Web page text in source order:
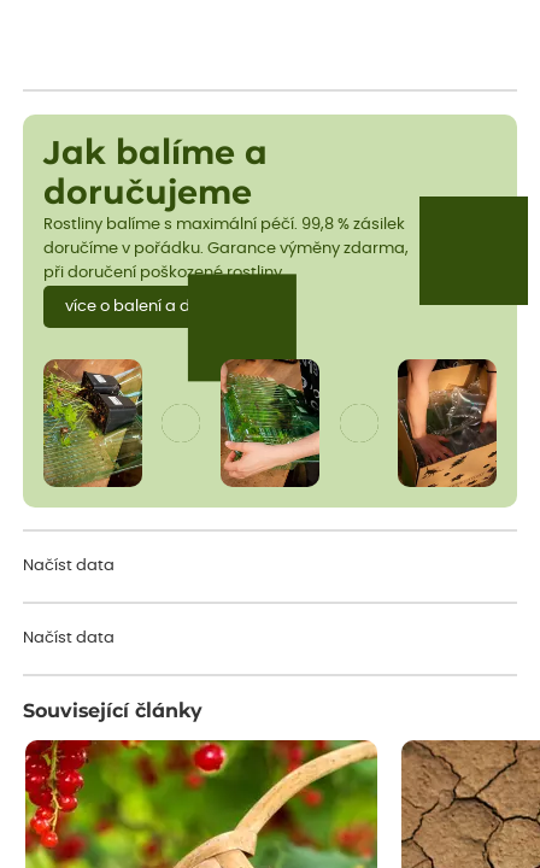
Jak balíme a
doručujeme
Rostliny balíme s maximální péčí. 99,8 % zásilek
doručíme v pořádku. Garance výměny zdarma,
při doručení poškozené rostliny.
více o balení a dopravě
Načíst data
Načíst data
Související články